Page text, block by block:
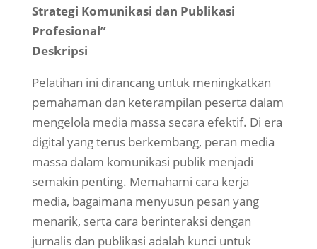
Strategi Komunikasi dan Publikasi
Profesional”
Deskripsi
Pelatihan ini dirancang untuk meningkatkan
pemahaman dan keterampilan peserta dalam
mengelola media massa secara efektif. Di era
digital yang terus berkembang, peran media
massa dalam komunikasi publik menjadi
semakin penting. Memahami cara kerja
media, bagaimana menyusun pesan yang
menarik, serta cara berinteraksi dengan
jurnalis dan publikasi adalah kunci untuk